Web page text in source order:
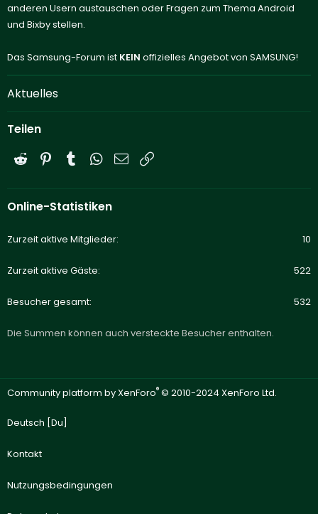
anderen Usern austauschen oder Fragen zum Thema Android
und Bixby stellen.
Das Samsung-Forum ist KEIN offizielles Angebot von SAMSUNG!
Aktuelles
Teilen
Reddit PinterestTumblrWhatsApp
E-Mail
Online-Statistiken
Zurzeit aktive Mitglieder 10
Zurzeit aktive Gäste 522
Besucher gesamt 532
Die Summen können auch versteckte Besucher enthalten.
Community platform by XenForo® © 2010-2024 XenForo Ltd.
Deutsch [Du]
Kontakt
Nutzungsbedingungen